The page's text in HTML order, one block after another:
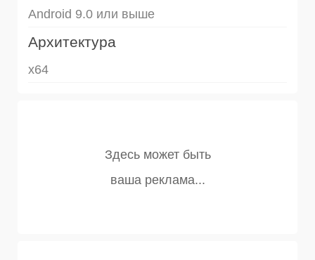
Android 9.0 или выше
Архитектура
x64